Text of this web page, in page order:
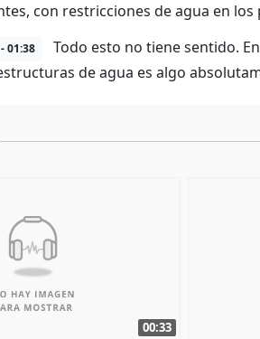
con restricciones de agua en
01:38
Todo esto no tiene sentido.
de agua es algo
00:33